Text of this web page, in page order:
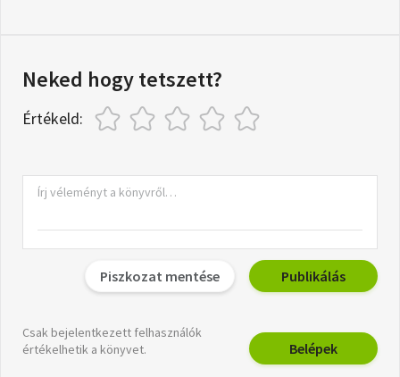
Neked hogy tetszett?
Értékeld:
Piszkozat mentése Publikálás
Csak bejelentkezett felhasználók
értékelhetik a könyvet.
Belépek